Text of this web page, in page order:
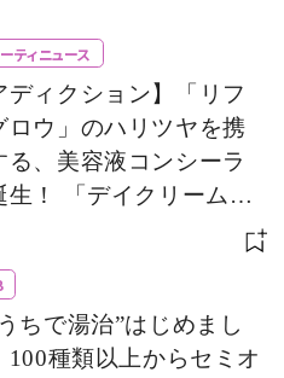
ティニュース
ディクション】「リフ
ロウ」のハリツヤを携
る、美容液コンシーラ
イクリーム」
バイルサイズもライン
ちで湯治”はじめまし
100種類以上からセミオ